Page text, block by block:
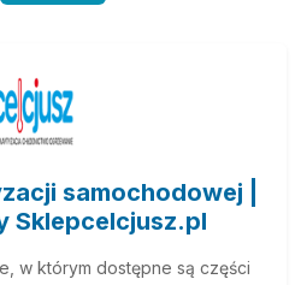
samochodowej |
Sklepcelcjusz.pl
w którym dostępne są części